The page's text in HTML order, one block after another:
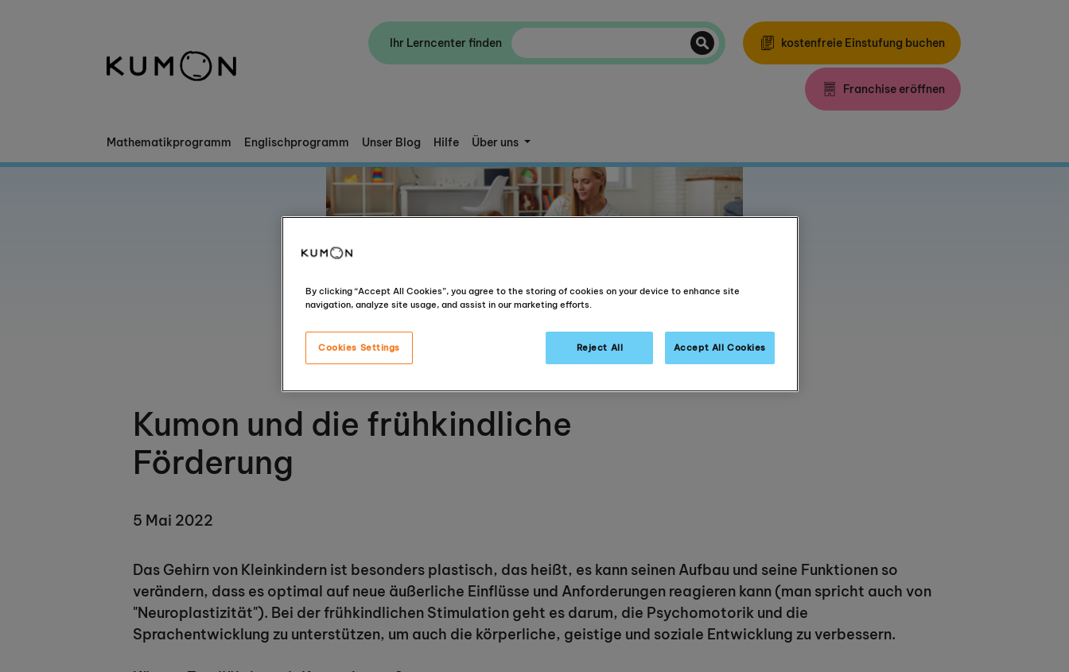
Ihr Lerncenter finden kostenfreie Einstufung buchen
Franchise eröffnen
Mathematikprogramm Englischprogramm Unser Blog Hilfe Über uns
Kumon und die frühkindliche
Förderung
5 Mai 2022
Das Gehirn von Kleinkindern ist besonders plastisch, das heißt, es kann seinen Aufbau und seine Funktionen so
verändern, dass es optimal auf neue äußerliche Einflüsse und Anforderungen reagieren kann (man spricht auch von
"Neuroplastizität"). Bei der frühkindlichen Stimulation geht es darum, die Psychomotorik und die
Sprachentwicklung zu unterstützen, um auch die körperliche, geistige und soziale Entwicklung zu verbessern.
Willkommen bei Kumon
Die Geschichte von Kumon
By clicking “Accept All Cookies”, you agree to the storing of cookies on your device to enhance site
navigation, analyze site usage, and assist in our marketing efforts.
Cookies Settings Reject All Accept All Cookies